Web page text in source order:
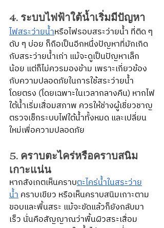
4. ระบบไฟฟ้าใต้น้ำเริ่มมีปัญหา
ไฟสระว่ายน้ำหรือไฟรอบสระว่ายน้ำ ที่ติด ๆ
ดับ ๆ บ่อย ก็ถือเป็นอีกหนึ่งปัญหาที่มักเกิด
กับสระว่ายน้ำเก่า แม้จะดูเป็นปัญหาเล็ก
น้อย แต่ก็ไม่ควรมองข้าม เพราะเกี่ยวข้อง
กับความปลอดภัยในการใช้สระว่ายน้ำ
โดยตรง (โดยเฉพาะในเวลากลางคืน) หากไฟ
ใต้น้ำเริ่มเสื่อมสภาพ ควรให้ช่างผู้เชี่ยวชาญ
ตรวจเช็กระบบไฟใต้น้ำทั้งหมด และเปลี่ยน
ใหม่เพื่อความปลอดภัย
5. คราบตะไคร่หรือคราบสนิม
เกาะแน่น
หากสังเกตเห็นคราบตะไคร่น้ำในสระว่าย
น้ำ คราบเขียว หรือเห็นคราบสนิมเกาะตาม
ขอบและพื้นสระ แม้จะขัดแล้วก็ยังกลับมา
เร็ว นั่นคือสัญญาณว่าพื้นผิวสระเสื่อม